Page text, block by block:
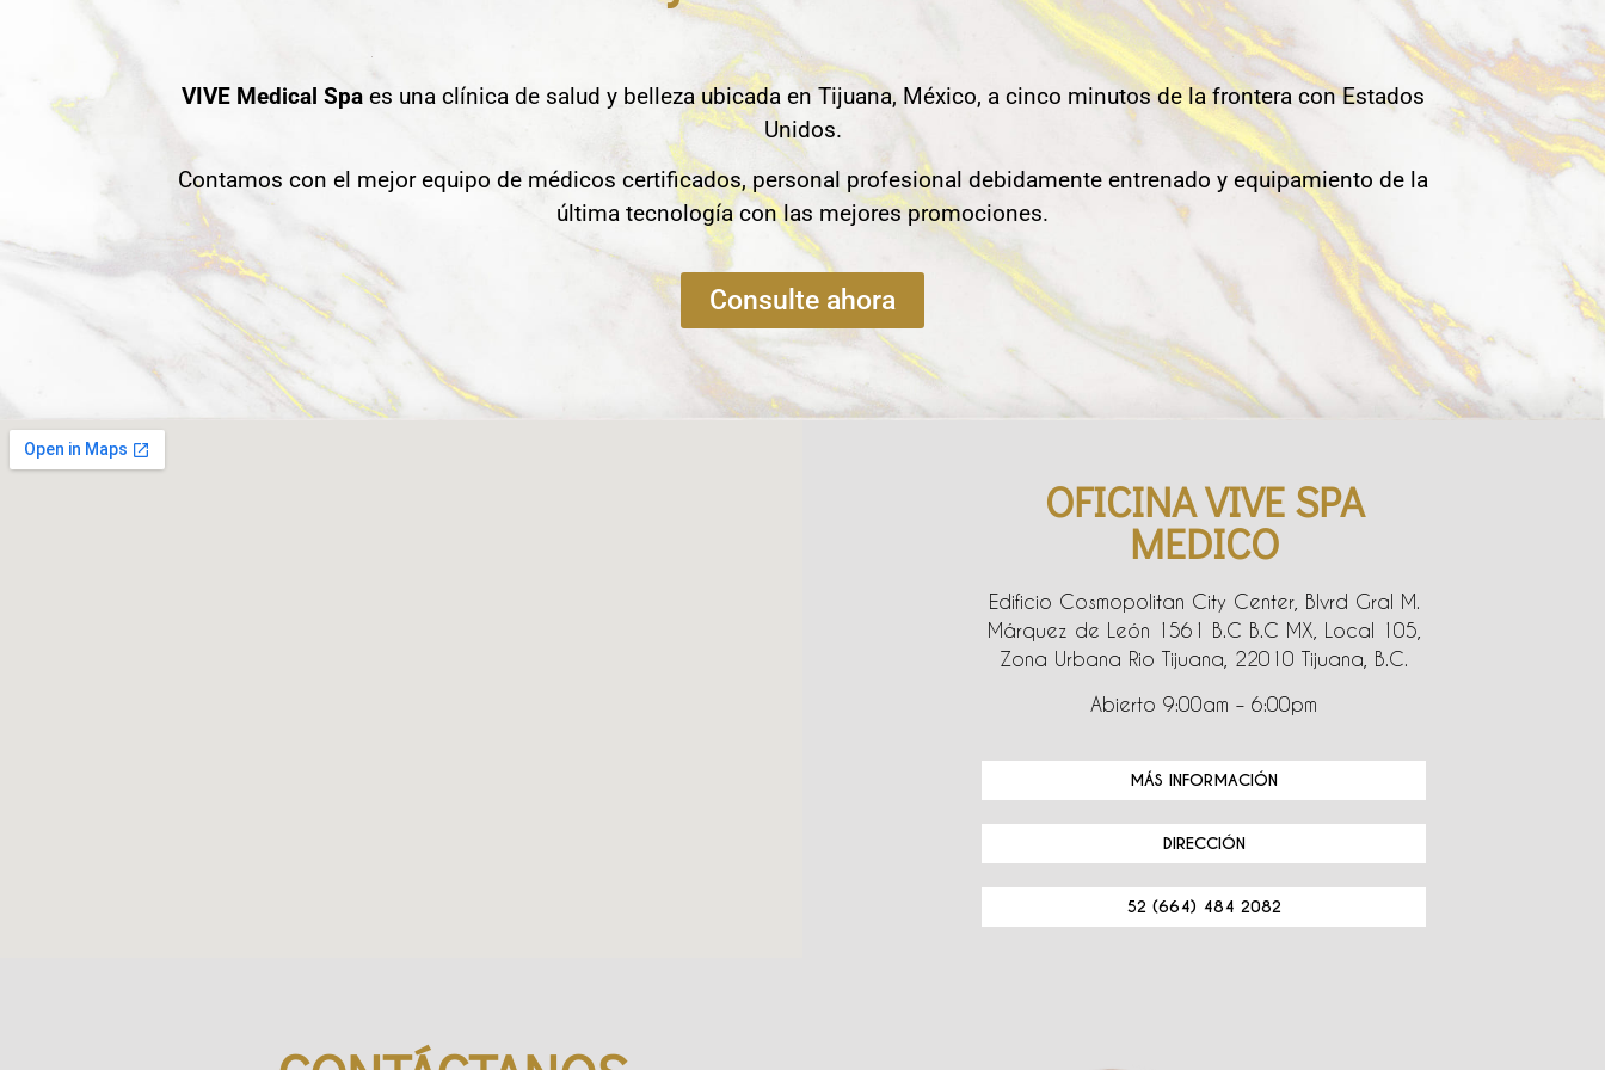
VIVE Medical Spaes una clínica de salud y belleza ubicada en Tijuana, México, a cinco minutos de la frontera con Estados
Unidos.
Contamos con el mejor equipo de médicos certificados, personal profesional debidamente entrenado y equipamiento de la
última tecnología con las mejores promociones.
Consulte ahora
OFICINA VIVE SPA
MEDICO
Edificio Cosmopolitan City Center, Blvrd Gral M.
Márquez de León 1561 B.C B.C MX, Local 105,
Zona Urbana Rio Tijuana, 22010 Tijuana, B.C.
Abierto 9:00am – 6:00pm
MÁS INFORMACIÓN
DIRECCIÓN
52 (664) 484 2082